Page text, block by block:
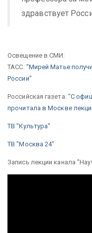
здравствует
Освещение в СМИ:
ТАСС. "Мирей Матье
России"
Российская газета. "С
прочитала в Москве
ТВ "Культура"
ТВ "Москва 24"
Запись лекции канала